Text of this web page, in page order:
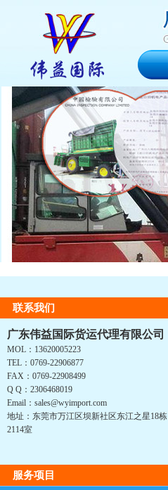
联系我们
广东伟益国际货运代理有限公司
MOL：13620005223
TEL：0769-22906877
FAX：0769-22908499
Q Q：2306468019
Email：sales@wyimport.com
地址：东莞市万江区坝新社区东江之星18栋
2114室
服务项目